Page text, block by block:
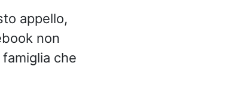
appello,
non
che